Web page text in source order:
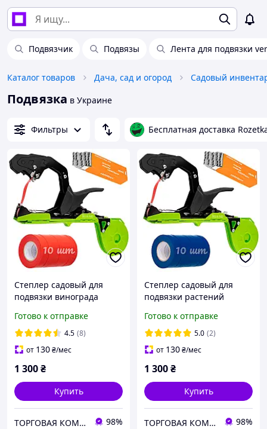
Подвязчик Подвязы Лента для подвязки
Каталог товаров Дача, сад и огород Садовый
Подвязка в Украине
Фильтры Бесплатная доставка
Степлер садовый для
подвязки винограда
лента 10 шт, скобы
Готово к отправке
4.5 (8)
от 130₴/мес
1 300₴
Купить
ТОРГОВАЯ КОМПАНИЯ "SKY HOME" 98%
Степлер садовый для
подвязки растений
лента 10 шт, скобы
Готово к отправке
5.0 (2)
от 130₴/мес
1 300₴
Купить
ТОРГОВАЯ КОМПАНИЯ "SKY HOME" 98%